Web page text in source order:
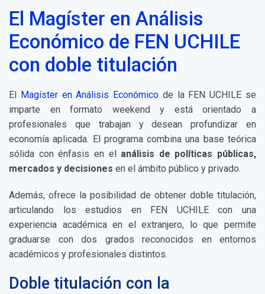
El Magíster en Análisis
Económico de FEN UCHILE
con doble titulación
El Magíster en Análisis Económico de la FEN UCHILE se
imparte en formato weekend y está orientado a
profesionales que trabajan y desean profundizar en
economía aplicada. El programa combina una base teórica
sólida con énfasis en el análisis de políticas públicas,
mercados y decisiones en el ámbito público y privado.
Además, ofrece la posibilidad de obtener doble titulación,
articulando los estudios en FEN UCHILE con una
experiencia académica en el extranjero, lo que permite
graduarse con dos grados reconocidos en entornos
académicos y profesionales distintos.
Doble titulación con la